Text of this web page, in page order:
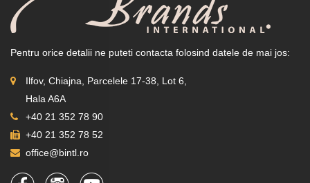
Pentru orice detalii ne puteti contacta folosind datele de mai jos:
Ilfov, Chiajna, Parcelele 17-38, Lot 6,
Hala A6A
+40 21 352 78 90
+40 21 352 78 52
office@bintl.ro